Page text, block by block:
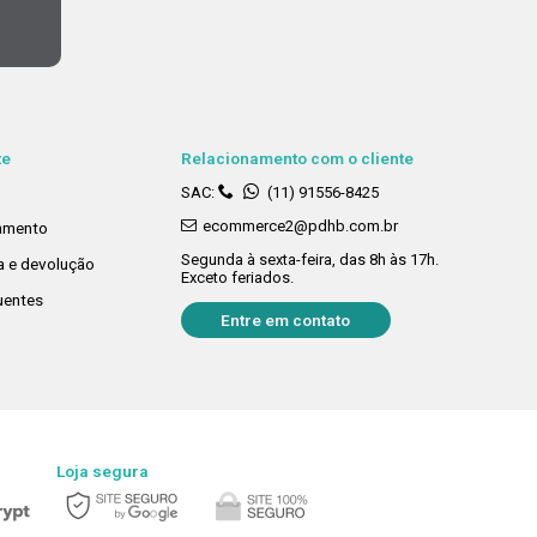
e devolução
Relacionamento com o cliente
SAC:
(11) 91556-8425
ecommerce2@pdhb.com.br
Segunda à sexta-feira, das 8h às 17h.
Exceto feriados.
Entre em contato
Loja segura